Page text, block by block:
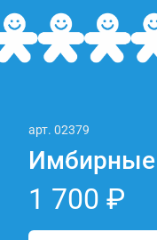
арт. 02379
Имбирные
1 700 ₽